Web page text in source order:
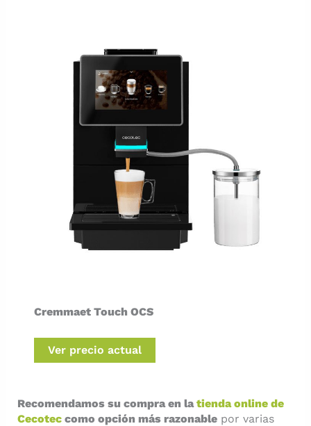
Cremmaet Touch OCS
Ver precio actual
Recomendamos su compra en latienda online de
Cecoteccomo opción más razonablepor varias